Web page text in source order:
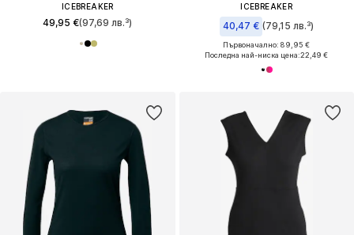
ICEBREAKER
49,95 €(97,69 лв.³)
ICEBREAKER
40,47 € (79,15 лв.³)
Първоначално: 89,95 €
Последна най-ниска цена:22,49 €